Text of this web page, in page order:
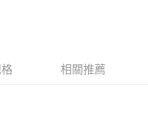
務，並由商店將買賣／分期付款
確認、核對及更正。
https://oppay.tw/userRule
，但若您需要取消訂單，請聯絡
support/home
相關推薦